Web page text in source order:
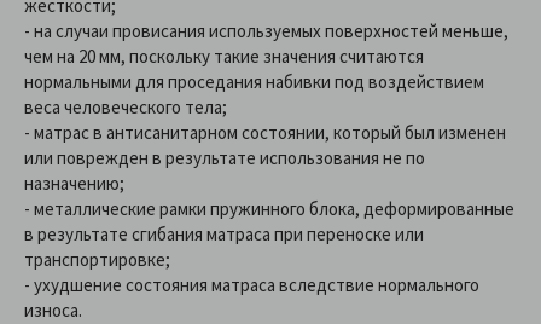
жесткости;
- на случаи провисания используемых поверхностей меньше,
чем на 20 мм, поскольку такие значения считаются
нормальными для проседания набивки под воздействием
веса человеческого тела;
- матрас в антисанитарном состоянии, который был изменен
или поврежден в результате использования не по
назначению;
- металлические рамки пружинного блока, деформированные
в результате сгибания матраса при переноске или
транспортировке;
- ухудшение состояния матраса вследствие нормального
износа.